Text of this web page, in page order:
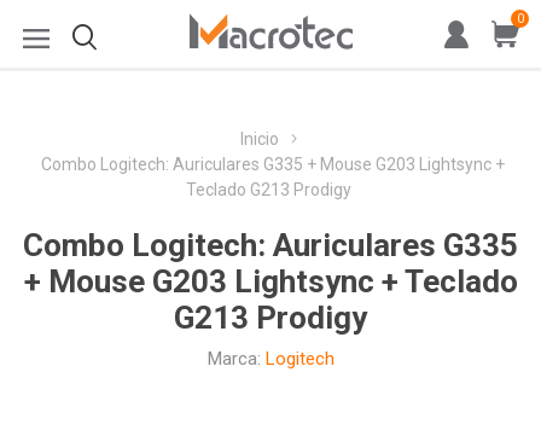
0
Inicio
Combo Logitech: Auriculares G335 + Mouse G203 Lightsync +
Teclado G213 Prodigy
Combo Logitech: Auriculares G335
+ Mouse G203 Lightsync + Teclado
G213 Prodigy
Marca: Logitech